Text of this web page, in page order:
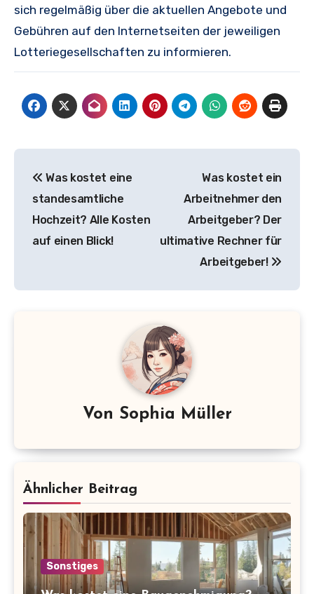
sich regelmäßig über die aktuellen Angebote und
Gebühren auf den Internetseiten der jeweiligen
Lotteriegesellschaften zu informieren.
Was kostet eine
standesamtliche
Hochzeit? Alle Kosten
auf einen Blick!
Was kostet ein
Arbeitnehmer den
Arbeitgeber? Der
ultimative Rechner für
Arbeitgeber!
Von Sophia Müller
Ähnlicher Beitrag
Sonstiges